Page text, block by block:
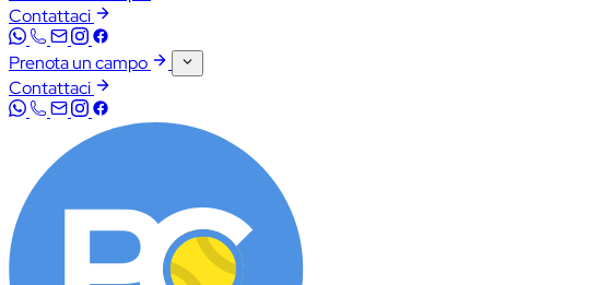
Contattaci
Prenota un campo
Contattaci